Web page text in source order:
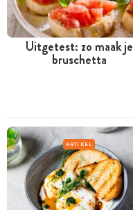
Uitgetest: zo maak je
bruschetta
ARTIKEL